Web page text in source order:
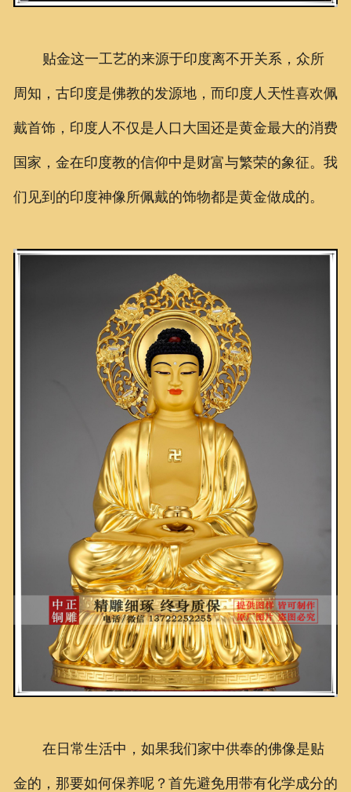
贴金这一工艺的来源于印度离不开关系，众所
周知，古印度是佛教的发源地，而印度人天性喜欢佩
戴首饰，印度人不仅是人口大国还是黄金最大的消费
国家，金在印度教的信仰中是财富与繁荣的象征。我
们见到的印度神像所佩戴的饰物都是黄金做成的。
在日常生活中，如果我们家中供奉的佛像是贴
金的，那要如何保养呢？首先避免用带有化学成分的